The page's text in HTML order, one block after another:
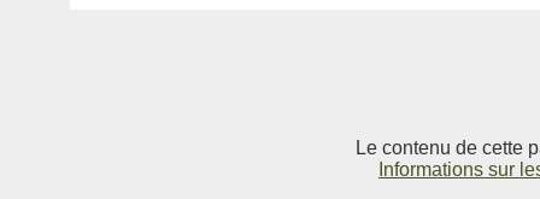
Le contenu de cette
Informations sur